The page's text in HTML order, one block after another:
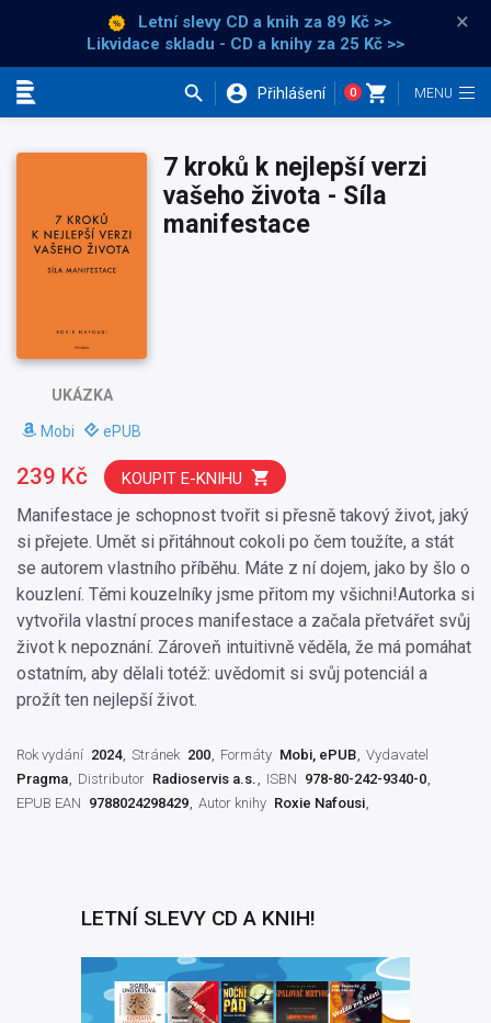
Letní slevy CD a knih za 89 Kč >>
Likvidace skladu - CD a knihy za 25 Kč >>
×
Přihlášení 0
UKÁZKA
Mobi ePUB
7 kroků k nejlepší verzi
vašeho života - Síla
manifestace
Manifestace je schopnost tvořit si přesně takový život, jaký
si přejete. Umět si přitáhnout cokoli po čem toužíte, a stát
se autorem vlastního příběhu. Máte z ní dojem, jako by šlo o
kouzlení. Těmi kouzelníky jsme přitom my všichni!Autorka si
vytvořila vlastní proces manifestace a začala přetvářet svůj
život k nepoznání. Zároveň intuitivně věděla, že má pomáhat
ostatním, aby dělali totéž: uvědomit si svůj potenciál a
prožít ten nejlepší život.
239 Kč KOUPIT E-KNIHU
Rok vydání 2024 Stránek 200 Formáty Mobi, ePUB Vydavatel
Pragma
Distributor Radioservis a.s. ISBN 978-80-242-9340-0
EPUB EAN 9788024298429 Autor knihy Roxie Nafousi
LETNÍ SLEVY CD A KNIH!